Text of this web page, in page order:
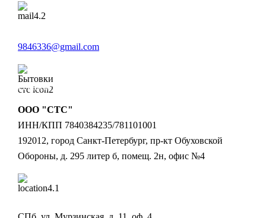
9846336@gmail.com
Реквизиты:
ООО "СТС"
ИНН/КПП 7840384235/781101001
192012, город Санкт-Петербург, пр-кт Обуховской
Обороны, д. 295 литер б, помещ. 2н, офис №4